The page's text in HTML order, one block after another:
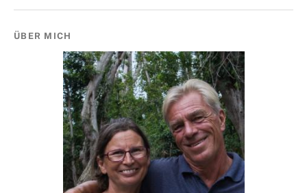
ÜBER MICH